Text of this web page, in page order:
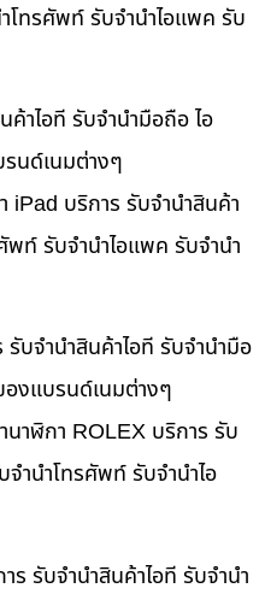
โทรศัพท์ รับจำนำไอแพค รับ
าไอที รับจำนำมือถือ ไอ
นด์เนมต่างๆ
iPad บริการ รับจำนำสินค้า
พท์ รับจำนำไอแพค รับจำนำ
บจำนำสินค้าไอที รับจำนำมือ
องแบรนด์เนมต่างๆ
าฬิกา ROLEX บริการ รับ
ำนำโทรศัพท์ รับจำนำไอ
ร รับจำนำสินค้าไอที รับจำนำ